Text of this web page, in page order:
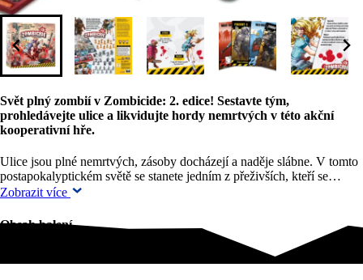
Svět plný zombií v Zombicide: 2. edice! Sestavte tým,
prohledávejte ulice a likvidujte hordy nemrtvých v této akční
kooperativní hře.
Ulice jsou plné nemrtvých, zásoby docházejí a naděje slábne. V tomto
postapokalyptickém světě se stanete jedním z přeživších, kteří se…
Zobrazit více
Obsah balení